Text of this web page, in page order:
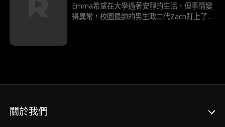
Emma希望在大學過著安靜的生活，但事情變
得異常，校園最帥的男生政二代Zach盯上了
關於我們